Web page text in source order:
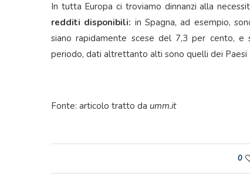
In tutta Europa ci troviamo dinnanzi alla
redditi disponibili: in Spagna, ad esempio,
siano rapidamente scese del 7,3 per cento,
periodo, dati altrettanto alti sono quelli dei Paesi
Fonte: articolo tratto da umm.it
0